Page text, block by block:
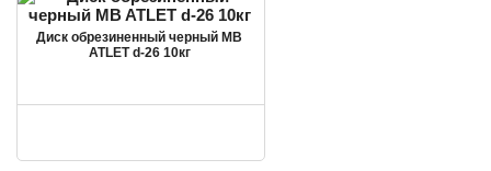
Диск обрезиненный черный MB
ATLET d-26 10кг